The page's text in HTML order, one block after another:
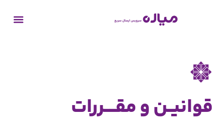
قوانیــن و مقــــررات